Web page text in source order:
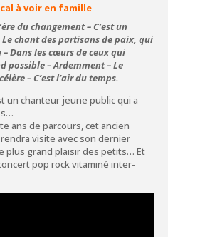
à voir en famille
du changement – C’est un
chant des partisans de paix, qui
– Dans les cœurs de ceux qui
possible – Ardemment – Le
– C’est l’air du temps.
un chanteur jeune public qui a
ans de parcours, cet ancien
visite avec son dernier
plus grand plaisir des petits… Et
pop rock vitaminé inter-